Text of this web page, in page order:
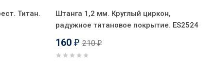
Титан.
Штанга 1,2 мм. Круглый циркон,
радужное титановое покрытие. ES2524
160 ₽ 210₽